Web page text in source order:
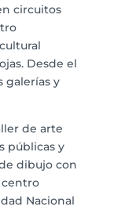
circuitos
Desde el
galerías y
de arte
públicas y
dibujo con
centro
Nacional